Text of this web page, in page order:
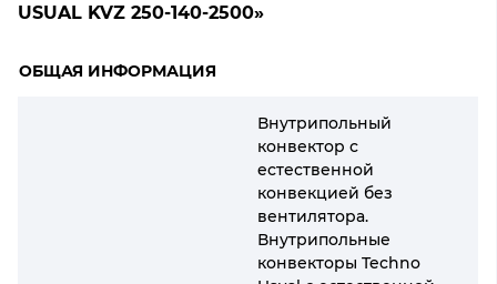
USUAL KVZ 250-140-2500»
ОБЩАЯ ИНФОРМАЦИЯ
Внутрипольный
конвектор с
естественной
конвекцией без
вентилятора.
Внутрипольные
конвекторы Techno